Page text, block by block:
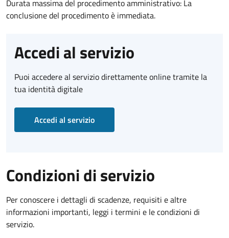
Durata massima del procedimento amministrativo: La
conclusione del procedimento è immediata.
Accedi al servizio
Puoi accedere al servizio direttamente online tramite la
tua identità digitale
Accedi al servizio
Condizioni di servizio
Per conoscere i dettagli di scadenze, requisiti e altre
informazioni importanti, leggi i termini e le condizioni di
servizio.